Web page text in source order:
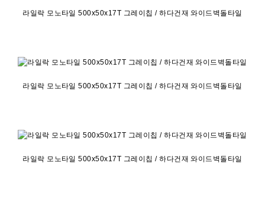
라일락 모노타일 500x50x17T 그레이칩 / 하다건재 와이드벽돌타일
라일락 모노타일 500x50x17T 그레이칩 / 하다건재 와이드벽돌타일
라일락 모노타일 500x50x17T 그레이칩 / 하다건재 와이드벽돌타일